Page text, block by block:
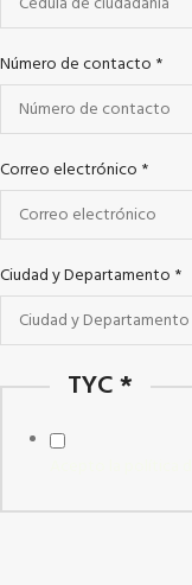
Número de contacto *
Correo electrónico *
Ciudad y Departamento *
TYC*